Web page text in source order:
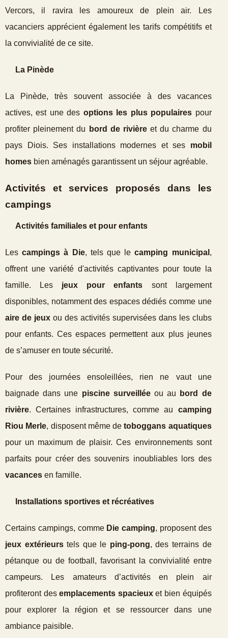
Vercors, il ravira les amoureux de plein air. Les
vacanciers apprécient également les tarifs compétitifs et
la convivialité de ce site.
La Pinède
La Pinède, très souvent associée à des vacances
actives, est une des options les plus populaires pour
profiter pleinement du
bord de rivièreet du charme du
pays Diois. Ses installations modernes et ses mobil
homes bien aménagés garantissent un séjour agréable.
Activités et services proposés dans les
campings
Activités familiales et pour enfants
Lescampings à Die, tels que lecamping municipal ,
offrent une variété d'activités captivantes pour toute la
famille. Les jeux pour enfants sont largement
disponibles, notamment des espaces dédiés comme une
aire de jeuxou des activités supervisées dans les clubs
pour enfants. Ces espaces permettent aux plus jeunes
de s’amuser en toute sécurité.
Pour des journées ensoleillées, rien ne vaut une
baignade dans une piscine surveilléeou au
bord de
rivière. Certaines infrastructures, comme au camping
Riou Merle, disposent même detoboggans aquatiques
pour un maximum de plaisir. Ces environnements sont
parfaits pour créer des souvenirs inoubliables lors des
vacances en famille.
Installations sportives et récréatives
Certains campings, comme Die camping, proposent des
jeux extérieurstels que le ping-pong, des terrains de
pétanque ou de football, favorisant la convivialité entre
campeurs. Les amateurs d’activités en plein air
profiteront desemplacements spacieuxet bien équipés
pour explorer la région et se ressourcer dans une
ambiance paisible.